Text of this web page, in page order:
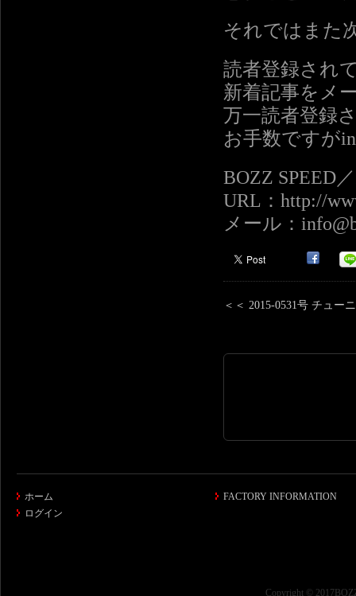
それではまた
読者登録され
新着記事をメ
万一読者登録
お手数ですが
BOZZ SPEED
URL：http://
メール：
＜＜ 2015-0531号 チュー
ホーム
ログイン
FACTORY INFORMATION
Copyright ©